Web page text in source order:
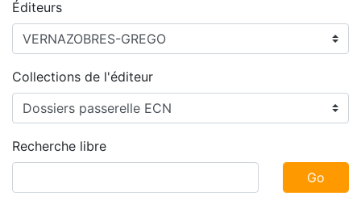
Éditeurs
Collections de l'éditeur
Recherche libre
Go